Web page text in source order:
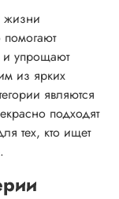
жизни
и упрощают
из ярких
являются
подходят
тех, кто ищет